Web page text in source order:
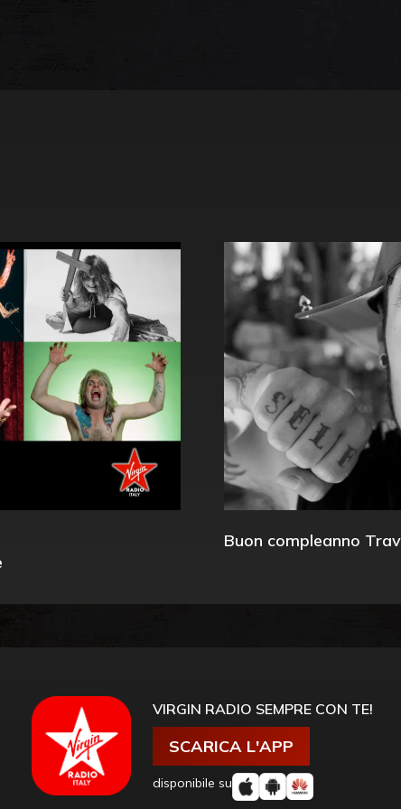
Buon compleanno
VIRGIN RADIO SEMPRE CON TE!
SCARICA L'APP
disponibile su